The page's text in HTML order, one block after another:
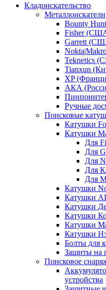
Кладоискательство
Металлоискатели
Bounty
Fisher
Garrett
Teknetics
Tianxun
XP
АКА
Ручные
Поисковые
Катушки
Катушки
Для
Для
Для
Для
Для
Катушки
Катушки
Катушки
Катушки
Катушки
Катушки
Болты для
Защиты на
Поисковое
устройства